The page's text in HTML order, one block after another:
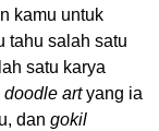
kamu untuk
tahu salah satu
satu karya
doodle art yang ia
dan gokil